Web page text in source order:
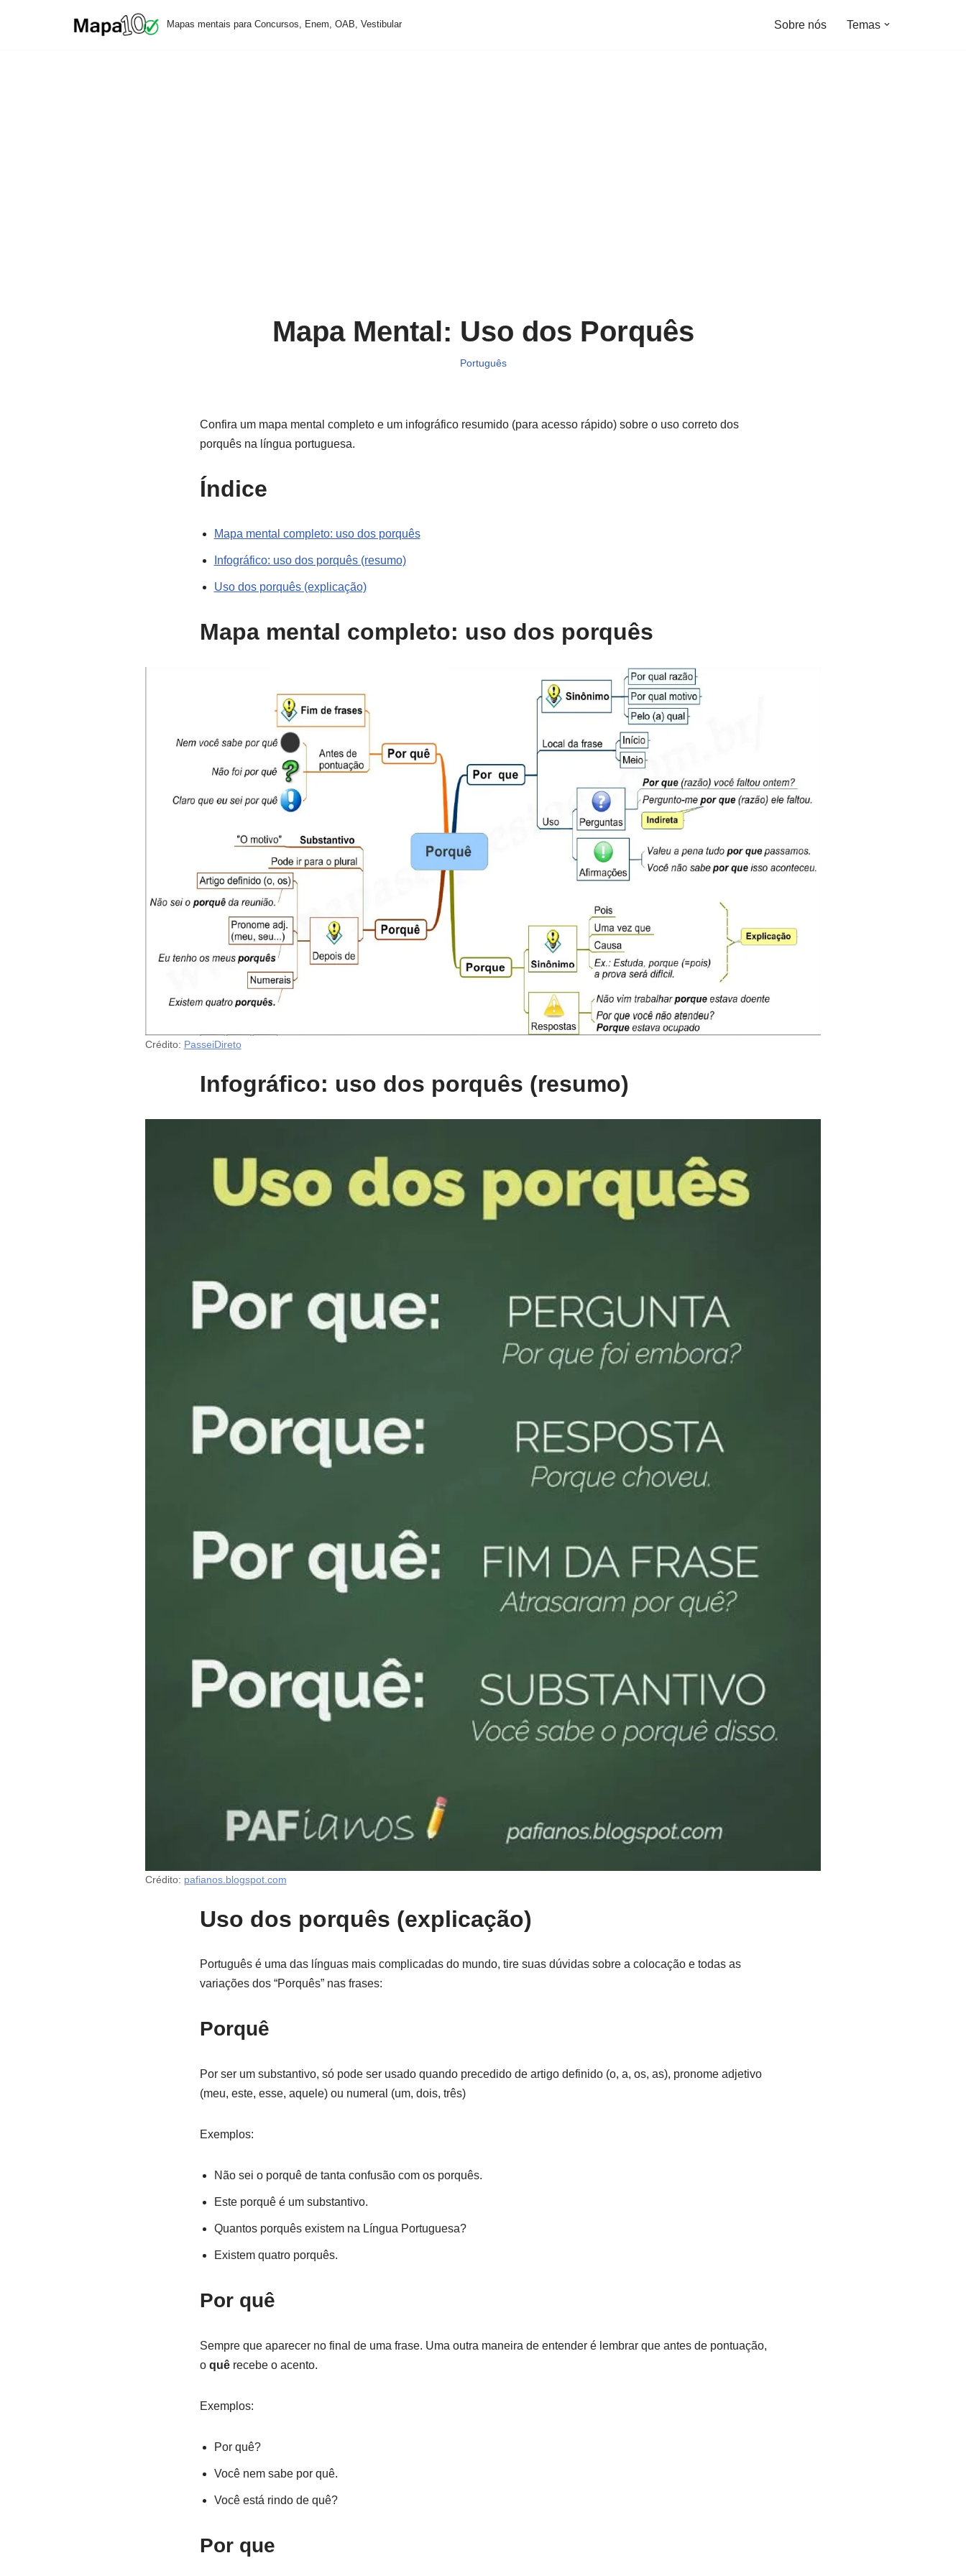
Mapas mentais para Concursos, Enem, OAB, Vestibular Sobre nós Temas
Mapa Mental: Uso dos Porquês
Português
Confira um mapa mental completo e um infográfico resumido (para acesso rápido) sobre o uso correto dos
porquês na língua portuguesa.
Índice
Mapa mental completo: uso dos porquês
Infográfico: uso dos porquês (resumo)
Uso dos porquês (explicação)
Mapa mental completo: uso dos porquês
Crédito: PasseiDireto
Infográfico: uso dos porquês (resumo)
Crédito: pafianos.blogspot.com
Uso dos porquês (explicação)
Português é uma das línguas mais complicadas do mundo, tire suas dúvidas sobre a colocação e todas as
variações dos “Porquês” nas frases:
Porquê
Por ser um substantivo, só pode ser usado quando precedido de artigo definido (o, a, os, as), pronome adjetivo
(meu, este, esse, aquele) ou numeral (um, dois, três)
Exemplos:
Não sei o porquê de tanta confusão com os porquês.
Este porquê é um substantivo.
Quantos porquês existem na Língua Portuguesa?
Existem quatro porquês.
Por quê
Sempre que aparecer no final de uma frase. Uma outra maneira de entender é lembrar que antes de pontuação,
o quêrecebe o acento.
Exemplos:
Por quê?
Você nem sabe por quê.
Você está rindo de quê?
Por que